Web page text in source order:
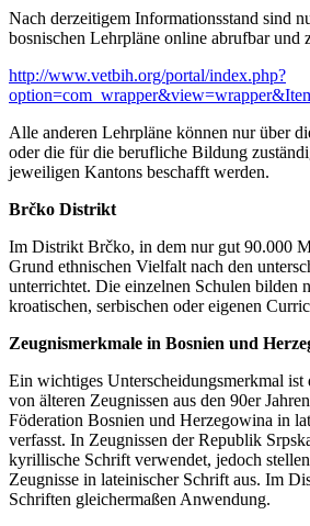
Nach derzeitigem Informationsstand sind
bosnischen Lehrpläne online abrufbar und
http://www.vetbih.org/portal/index.php?
Alle anderen Lehrpläne können nur über
oder die für die berufliche Bildung
jeweiligen Kantons beschafft werden.
Brčko Distrikt
Im Distrikt Brčko, in dem nur gut 90.000
Grund ethnischen Vielfalt nach den
unterrichtet. Die einzelnen Schulen bilden
kroatischen, serbischen oder eigenen
Zeugnismerkmale in Bosnien und
Ein wichtiges Unterscheidungsmerkmal ist
von älteren Zeugnissen aus den 90er
Föderation Bosnien und Herzegowina in
verfasst. In Zeugnissen der Republik
kyrillische Schrift verwendet, jedoch
Zeugnisse in lateinischer Schrift aus. Im
Schriften gleichermaßen Anwendung.